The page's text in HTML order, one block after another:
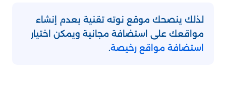
لذلك ينصحك موقع نوته تقنية بعدم إنشاء
مواقعك على استضافة مجانية ويمكن اختيار
استضافة مواقع رخيصة.